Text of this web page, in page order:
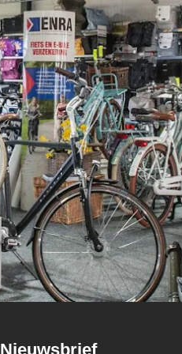
Nieuwsbrief